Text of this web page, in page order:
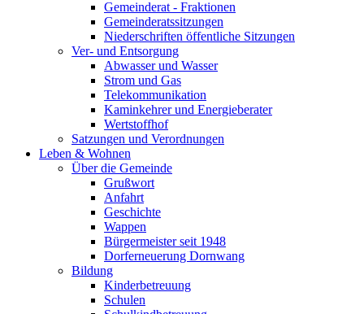
Gemeinderat - Fraktionen
Gemeinderatssitzungen
Niederschriften öffentliche Sitzungen
Ver- und Entsorgung
Abwasser und Wasser
Strom und Gas
Telekommunikation
Kaminkehrer und Energieberater
Wertstoffhof
Satzungen und Verordnungen
Leben & Wohnen
Über die Gemeinde
Grußwort
Anfahrt
Geschichte
Wappen
Bürgermeister seit 1948
Dorferneuerung Dornwang
Bildung
Kinderbetreuung
Schulen